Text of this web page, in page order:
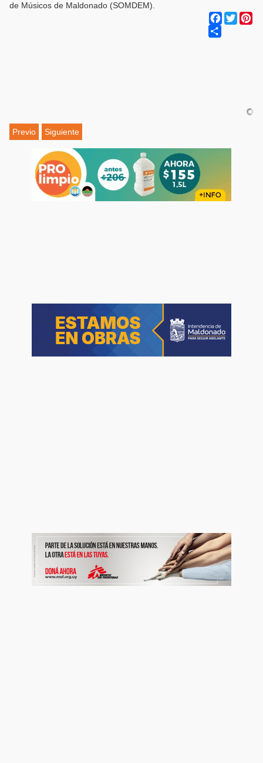
de Músicos de Maldonado (SOMDEM).
Facebook
Twitter
Previo Siguiente